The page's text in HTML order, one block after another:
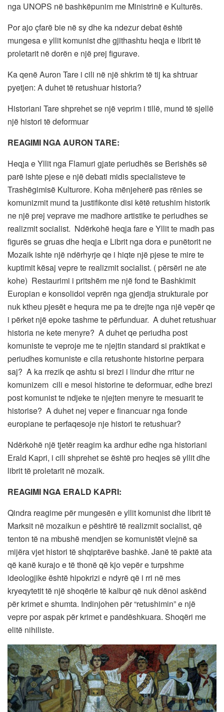
nga UNOPS në bashkëpunim me Ministrinë e Kulturës.
Por ajo çfarë bie në sy dhe ka ndezur debat është
mungesa e yllit komunist dhe gjithashtu heqja e librit të
proletarit në dorën e një prej figurave.
Ka qenë Auron Tare i cili në një shkrim të tij ka shtruar
pyetjen: A duhet të retushuar historia?
Historiani Tare shprehet se një veprim i tillë, mund të sjellë
një histori të deformuar
REAGIMI NGA AURON TARE:
Heqja e Yllit nga Flamuri gjate periudhës se Berishës së
parë ishte pjese e një debati midis specialisteve te
Trashëgimisë Kulturore. Koha mënjeherë pas rënies se
komunizmit mund ta justifikonte disi këtë retushim historik
ne një prej veprave me madhore artistike te periudhes se
realizmit socialist. Ndërkohë heqja fare e Yllit te madh pas
figurës se gruas dhe heqja e Librit nga dora e punëtorit ne
Mozaik ishte një ndërhyrje qe i hiqte një pjese te mire te
kuptimit kësaj vepre te realizmit socialist. ( përsëri ne ate
kohe) Restaurimi i pritshëm me një fond te Bashkimit
Europian e konsolidoi veprën nga gjendja strukturale por
nuk ktheu pjesët e hequra me pa te drejte nga një vepër qe
i përket një epoke tashme te përfunduar. A duhet retushuar
historia ne kete menyre? A duhet qe periudha post
komuniste te veproje me te njejtin standard si praktikat e
periudhes komuniste e cila retushonte historine perpara
saj? A ka rrezik qe ashtu si brezi i lindur dhe rritur ne
komunizem cili e mesoi historine te deformuar, edhe brezi
post komunist te ndjeke te njejten menyre te mesuarit te
historise? A duhet nej veper e financuar nga fonde
europiane te perfaqesoje nje histori te retushuar?
Ndërkohë një tjetër reagim ka ardhur edhe nga historiani
Erald Kapri, i cili shprehet se është pro heqjes së yllit dhe
librit të proletarit në mozaik.
REAGIMI NGA ERALD KAPRI:
Qindra reagime për mungesën e yllit komunist dhe librit të
Marksit në mozaikun e pështirë të realizmit socialist, që
tenton të na mbushë mendjen se komunistët vlejnë sa
mijëra vjet histori të shqiptarëve bashkë. Janë të paktë ata
që kanë kurajo e të thonë që kjo vepër e turpshme
ideologjike është hipokrizi e ndyrë që i rri në mes
kryeqytetit të një shoqërie të kalbur që nuk dënoi askënd
për krimet e shumta. Indinjohen për “retushimin” e një
vepre por aspak për krimet e pandëshkuara. Shoqëri me
elitë nihiliste.